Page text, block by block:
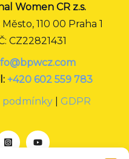
Women CR z.s.
110 00 Praha 1
CZ22821431
+420 602 559 783
podmínky
GDPR